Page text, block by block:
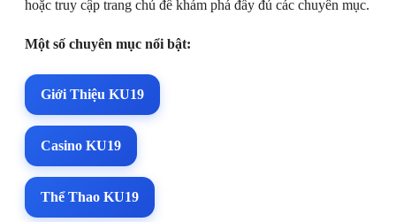
hoặc truy cập trang chủ để khám phá đầy đủ các chuyên mục.
Một số chuyên mục nổi bật:
Giới Thiệu KU19
Casino KU19
Thể Thao KU19